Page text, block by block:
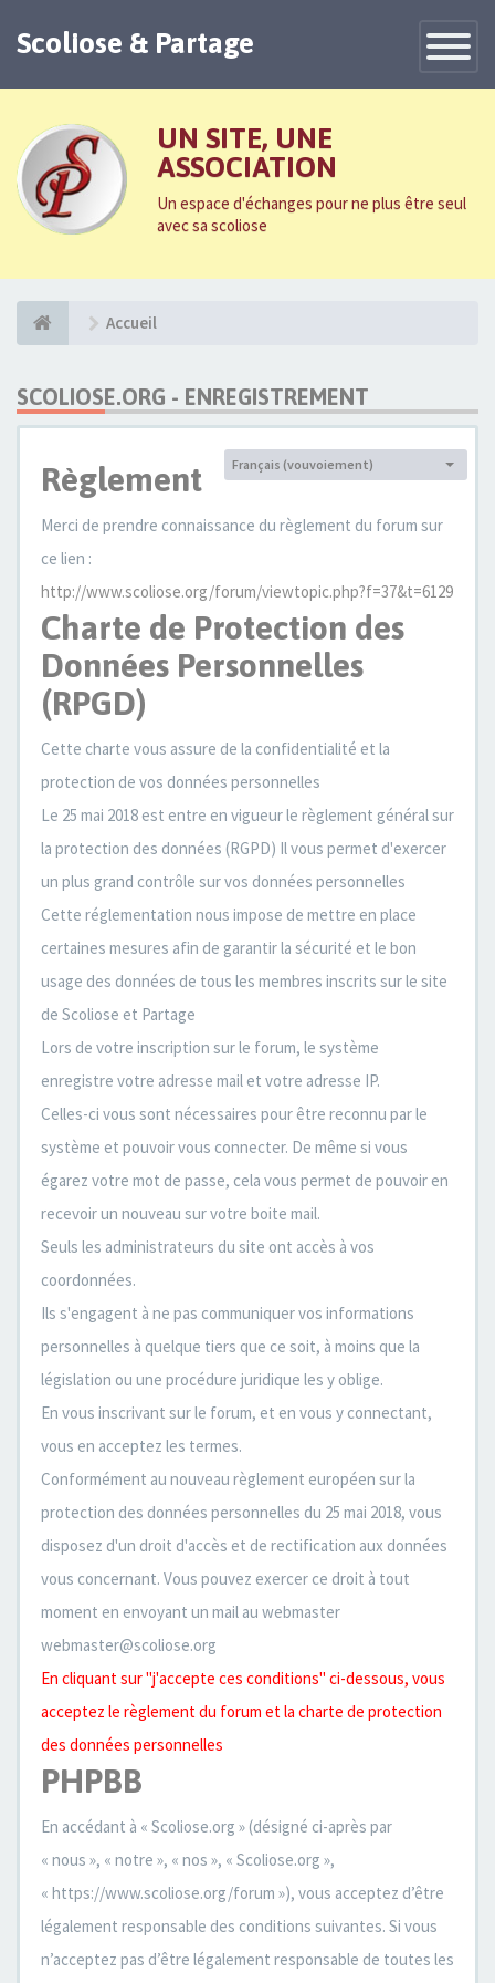
Toggle
Scoliose & Partage
UN SITE, UNE
ASSOCIATION
Un espace d'échanges pour ne plus être seul
avec sa scoliose
Accueil
SCOLIOSE.ORG - ENREGISTREMENT
Langue :
Français (vouvoiement)
Règlement
Merci de prendre connaissance du règlement du forum sur
ce lien :
http://www.scoliose.org/forum/viewtopic.php?f=37&t=6129
Charte de Protection des
Données Personnelles
(RPGD)
Cette charte vous assure de la confidentialité et la
protection de vos données personnelles
Le 25 mai 2018 est entre en vigueur le règlement général sur
la protection des données (RGPD) Il vous permet d'exercer
un plus grand contrôle sur vos données personnelles
Cette réglementation nous impose de mettre en place
certaines mesures afin de garantir la sécurité et le bon
usage des données de tous les membres inscrits sur le site
de Scoliose et Partage
Lors de votre inscription sur le forum, le système
enregistre votre adresse mail et votre adresse IP.
Celles-ci vous sont nécessaires pour être reconnu par le
système et pouvoir vous connecter. De même si vous
égarez votre mot de passe, cela vous permet de pouvoir en
recevoir un nouveau sur votre boite mail.
Seuls les administrateurs du site ont accès à vos
coordonnées.
Ils s'engagent à ne pas communiquer vos informations
personnelles à quelque tiers que ce soit, à moins que la
législation ou une procédure juridique les y oblige.
En vous inscrivant sur le forum, et en vous y connectant,
vous en acceptez les termes.
Conformément au nouveau règlement européen sur la
protection des données personnelles du 25 mai 2018, vous
disposez d'un droit d'accès et de rectification aux données
vous concernant. Vous pouvez exercer ce droit à tout
moment en envoyant un mail au webmaster
webmaster@scoliose.org
En cliquant sur "j'accepte ces conditions" ci-dessous, vous
acceptez le règlement du forum et la charte de protection
des données personnelles
PHPBB
En accédant à « Scoliose.org » (désigné ci-après par
« nous », « notre », « nos », « Scoliose.org »,
« https://www.scoliose.org/forum »), vous acceptez d’être
légalement responsable des conditions suivantes. Si vous
n’acceptez pas d’être légalement responsable de toutes les